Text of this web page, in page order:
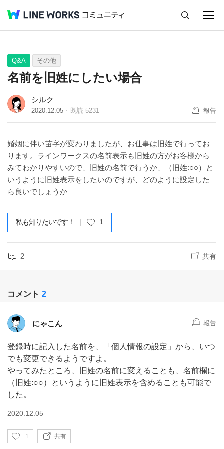
Q&A Tips Ideas
Q&A その他
名前を旧姓にしたい場合
シルク
2020.12.05 既読 5231 報告
婚姻に伴い苗字が変わりましたが、お仕事は旧姓で行ってお
ります。ラインワークスの名前表示も旧姓の方がお客様から
みてわかりやすいので、旧姓の名前で行うか、（旧姓:○○）と
いうように旧姓表示をしたいのですが、どのように設定した
ら良いでしょうか
私も知りたいです！ 1
2 共有
コメント 2
にゃこん 報告
登録時に記入した名前を、「個人情報の設定」から、いつ
でも変更できるようですよ。
やってみたところ、旧姓の名前に変えることも、名前欄に
（旧姓:○○）というように旧姓表示を含めることも可能で
した。
2020.12.05
い
1 共有